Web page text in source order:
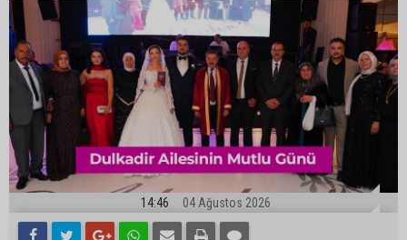
14:46 04 Ağustos 2026